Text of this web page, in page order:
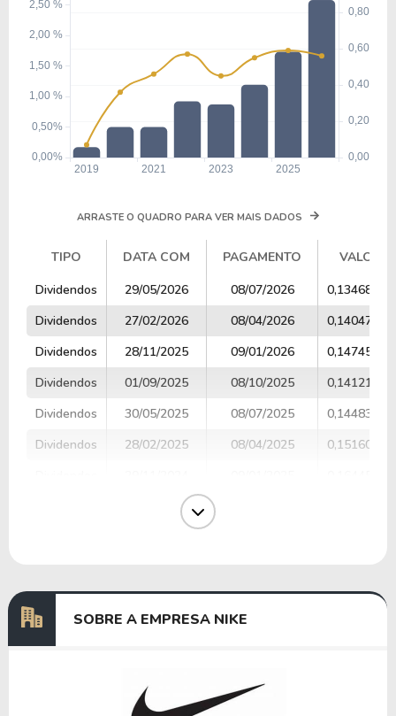
ARRASTE O QUADRO PARA VER MAIS DADOS
TIPO DATA COM PAGAMENTO
VALOR
TIPO
DATA COM PAGAMENTO VALOR
Dividendos 29/05/2026 08/07/2026
0,13468520
Dividendos
27/02/2026 08/04/2026
0,14047873
Dividendos
28/11/2025 09/01/2026
0,14745920
Dividendos
01/09/2025 08/10/2025
0,14121273
Dividendos
30/05/2025 08/07/2025
0,14483248
Dividendos
28/02/2025 08/04/2025
0,15160030
02/09/2024
SOBRE A EMPRESA NIKE